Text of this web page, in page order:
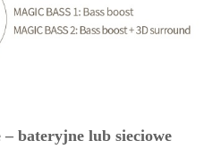
– bateryjne lub sieciowe